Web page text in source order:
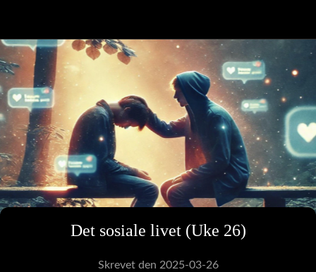
Det sosiale livet (Uke 26)
Skrevet den 2025-03-26